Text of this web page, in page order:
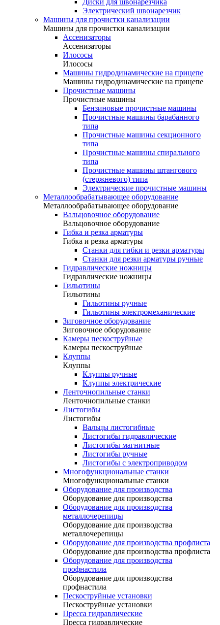
Диски для швонарезчика
Электрический швонарезчик
Машины для прочистки канализации
Машины для прочистки канализации
Ассенизаторы
Ассенизаторы
Илососы
Илососы
Машины гидродинамические на прицепе
Машины гидродинамические на прицепе
Прочистные машины
Прочистные машины
Бензиновые прочистные машины
Прочистные машины барабанного
типа
Прочистные машины секционного
типа
Прочистные машины спирального
типа
Прочистные машины штангового
(стержневого) типа
Электрические прочистные машины
Металлообрабатывающее оборудование
Металлообрабатывающее оборудование
Вальцовочное оборудование
Вальцовочное оборудование
Гибка и резка арматуры
Гибка и резка арматуры
Станки для гибки и резки арматуры
Станки для резки арматуры ручные
Гидравлические ножницы
Гидравлические ножницы
Гильотины
Гильотины
Гильотины ручные
Гильотины электромеханические
Зиговочное оборудование
Зиговочное оборудование
Камеры пескоструйные
Камеры пескоструйные
Клуппы
Клуппы
Клуппы ручные
Клуппы электрические
Ленточнопильные станки
Ленточнопильные станки
Листогибы
Листогибы
Вальцы листогибные
Листогибы гидравлические
Листогибы магнитные
Листогибы ручные
Листогибы с электроприводом
Многофункциональные станки
Многофункциональные станки
Оборудование для производства
Оборудование для производства
Оборудование для производства
металлочерепицы
Оборудование для производства
металлочерепицы
Оборудование для производства профлиста
Оборудование для производства профлиста
Оборудование для производства
профнастила
Оборудование для производства
профнастила
Пескоструйные установки
Пескоструйные установки
Пресса гидравлические
Пресса гидравлические